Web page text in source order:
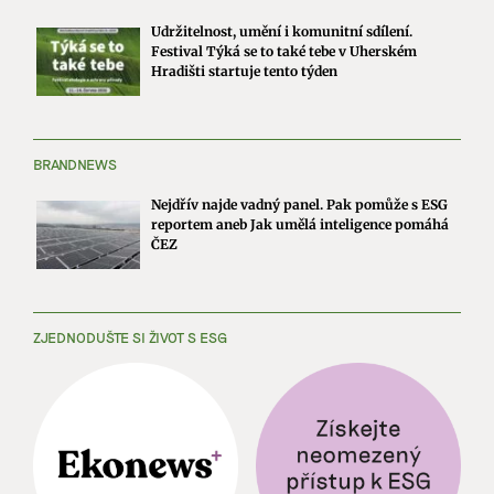
Udržitelnost, umění i komunitní sdílení.
Festival Týká se to také tebe v Uherském
Hradišti startuje tento týden
BRANDNEWS
Nejdřív najde vadný panel. Pak pomůže s ESG
reportem aneb Jak umělá inteligence pomáhá
ČEZ
ZJEDNODUŠTE SI ŽIVOT S ESG